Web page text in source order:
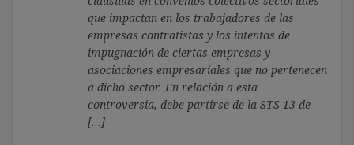
que impactan en los trabajadores de las
empresas contratistas y los intentos de
impugnación de ciertas empresas y
asociaciones empresariales que no pertenecen
a dicho sector. En relación a esta
controversia, debe partirse de la STS 13 de
[…]